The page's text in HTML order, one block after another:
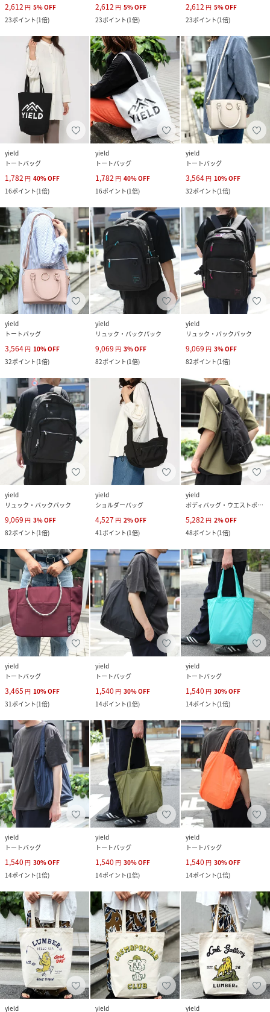
2,612 円 5%OFF
23ポイント(1倍)
2,612 円 5%OFF
23ポイント(1倍)
2,612 円 5%OFF
23ポイント(1倍)
yield
トートバッグ
1,782 円 40%OFF
16ポイント(1倍)
yield
トートバッグ
1,782 円 40%OFF
16ポイント(1倍)
yield
トートバッグ
3,564 円 10%OFF
32ポイント(1倍)
yield
トートバッグ
3,564 円 10%OFF
32ポイント(1倍)
yield
リュック・バックパック
9,069 円 3%OFF
82ポイント(1倍)
yield
リュック・バックパック
9,069 円 3%OFF
82ポイント(1倍)
yield
リュック・バックパック
9,069 円 3%OFF
82ポイント(1倍)
yield
ショルダーバッグ
4,527 円 2%OFF
41ポイント(1倍)
yield
ボディバッグ・ウエストポーチ
5,282 円 2%OFF
48ポイント(1倍)
yield
トートバッグ
3,465 円 10%OFF
31ポイント(1倍)
yield
トートバッグ
1,540 円 30%OFF
14ポイント(1倍)
yield
トートバッグ
1,540 円 30%OFF
14ポイント(1倍)
yield
トートバッグ
1,540 円 30%OFF
14ポイント(1倍)
yield
トートバッグ
1,540 円 30%OFF
14ポイント(1倍)
yield
トートバッグ
1,540 円 30%OFF
14ポイント(1倍)
yield yield yield